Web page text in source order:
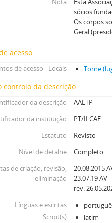
Nota
Esta
sócios
Os corpos
Geral
acesso
de acesso - Locais Torne
controlo da descrição
da descrição
AAETP
da instituição
PT/ILCAE
Estatuto
Revisto
Nível de detalhe
Completo
de criação, revisão,
eliminação
20.08.2015
23.07.19 AV
rev.
Línguas e escritas
Script(s)
latim